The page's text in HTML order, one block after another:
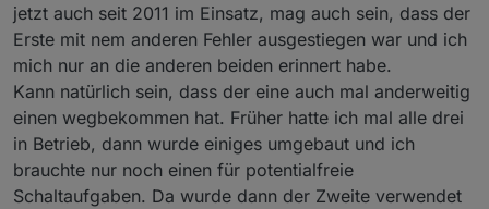
jetzt auch seit 2011 im Einsatz, mag auch sein, dass der
Erste mit nem anderen Fehler ausgestiegen war und ich
mich nur an die anderen beiden erinnert habe.
Kann natürlich sein, dass der eine auch mal anderweitig
einen wegbekommen hat. Früher hatte ich mal alle drei
in Betrieb, dann wurde einiges umgebaut und ich
brauchte nur noch einen für potentialfreie
Schaltaufgaben. Da wurde dann der Zweite verwendet